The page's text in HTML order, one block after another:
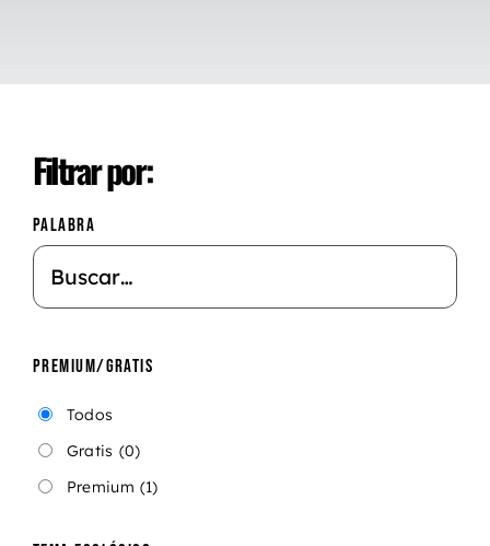
Filtrar por:
PALABRA
PREMIUM/GRATIS
Todos
Gratis (0)
Premium (1)